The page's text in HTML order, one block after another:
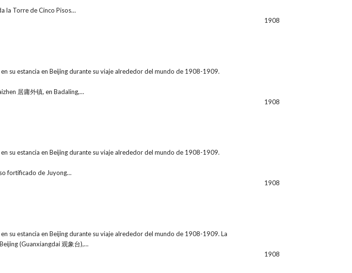
la Torre de Cinco Pisos…
1908
su estancia en Beijing durante su viaje alrededor del mundo de 1908-1909.
居庸外镇, en Badaling,…
1908
su estancia en Beijing durante su viaje alrededor del mundo de 1908-1909.
fortificado de Juyong…
1908
su estancia en Beijing durante su viaje alrededor del mundo de 1908-1909. La
(Guanxiangdai 观象台),…
1908